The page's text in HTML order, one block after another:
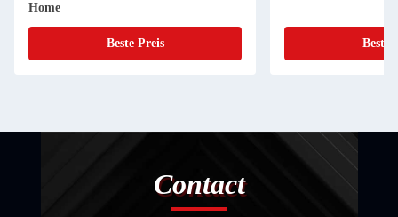
Home
Beste Preis Beste
Contact